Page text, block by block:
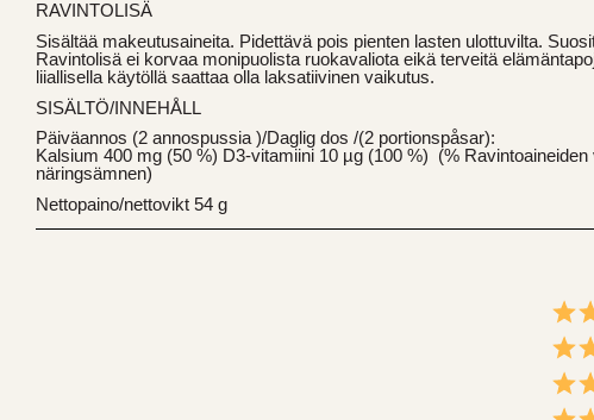
RAVINTOLISÄ
Sisältää makeutusaineita. Pidettävä pois pienten lasten ulottuvilta.
Ravintolisä ei korvaa monipuolista ruokavaliota eikä terveitä
liiallisella käytöllä saattaa olla laksatiivinen vaikutus.
SISÄLTÖ/INNEHÅLL
Päiväannos (2 annospussia )/Daglig dos /(2 portionspåsar):
Kalsium 400 mg (50 %) D3-vitamiini 10 µg (100 %) (%
näringsämnen)
Nettopaino/nettovikt 54 g